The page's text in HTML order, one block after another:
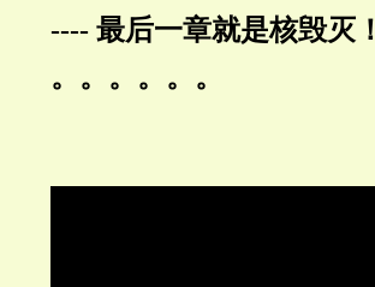
---- 最后一章就是核毁灭！
。。。。。。